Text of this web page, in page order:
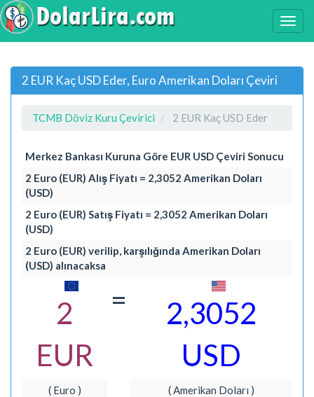
2 EUR Kaç USD Eder, Euro Amerikan Doları Çeviri
TCMB Döviz Kuru Çevirici 2 EUR Kaç USD Eder
Merkez Bankası Kuruna Göre EUR USD Çeviri Sonucu
2 Euro (EUR) Alış Fiyatı = 2,3052 Amerikan Doları
(USD)
2 Euro (EUR) Satış Fiyatı = 2,3052 Amerikan Doları
(USD)
2 Euro (EUR) verilip, karşılığında Amerikan Doları
(USD) alınacaksa
2
EUR
=
2,3052
USD
( Euro ) ( Amerikan Doları )